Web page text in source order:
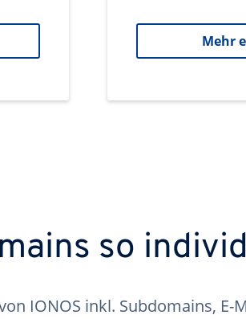
Mehr
so
IONOS inkl. Subdomains,